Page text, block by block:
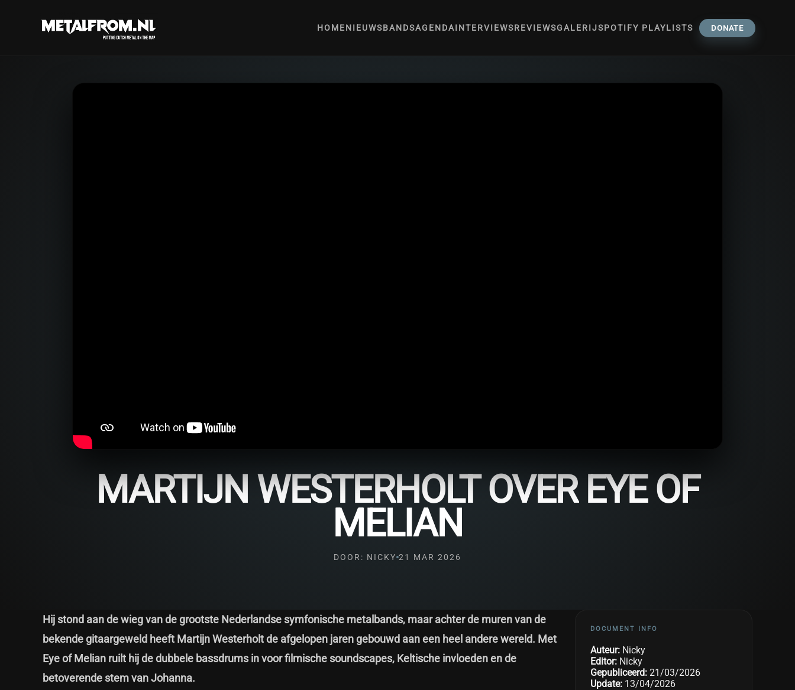
HOMENIEUWSBANDSAGENDAINTERVIEWSREVIEWSGALERIJSPOTIFY PLAYLISTS DONATE
MARTIJN WESTERHOLT OVER EYE OF
MELIAN
DOOR: NICKY 21 MAR 2026
Hij stond aan de wieg van de grootste Nederlandse symfonische metalbands, maar achter de muren van de
bekende gitaargeweld heeft Martijn Westerholt de afgelopen jaren gebouwd aan een heel andere wereld. Met
Eye of Melian ruilt hij de dubbele bassdrums in voor filmische soundscapes, Keltische invloeden en de
betoverende stem van Johanna.
DOCUMENT INFO
Auteur: Nicky
Editor: Nicky
Gepubliceerd: 21/03/2026
Update: 13/04/2026